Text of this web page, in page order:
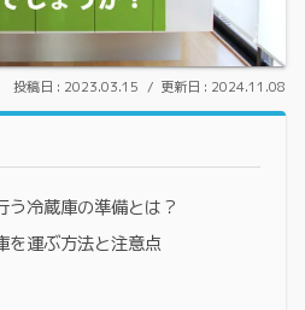
2023.03.15 2024.11.08
う冷蔵庫の準備とは？
を運ぶ方法と注意点